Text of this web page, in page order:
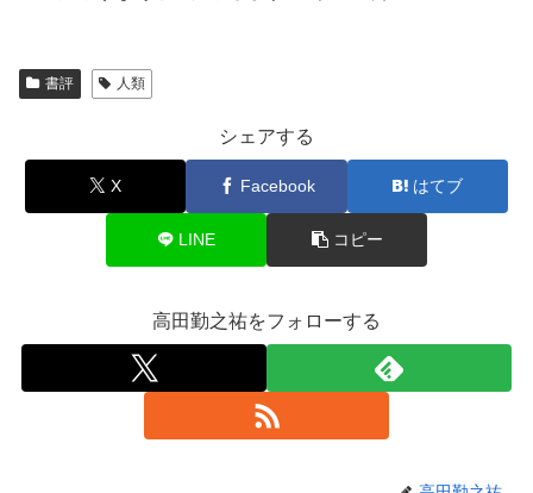
書評 人類
シェアする
X Facebook はてブ
LINE コピー
高田勤之祐をフォローする